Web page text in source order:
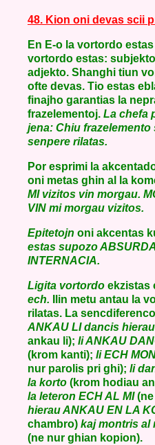
48. Kion oni devas scii
En E-o la vortordo estas
vortordo estas:
adjekto. Shanghi tiun
ofte devas. Tio estas
finajho garantias la
frazelementoj. La chefa
jena: Chiu
senpere rilatas.
Por esprimi la
oni metas ghin al la
MI vizitos vin morgau.
VIN mi morgau vizitos.
Epitetojn oni akcentas
estas supozo
INTERNACIA.
Ligita vortordo ekzistas
ech. Ilin metu antau la
rilatas. La
ANKAU LI dancis
ankau li); li ANKAU
(krom kanti); li ECH
nur parolis pri ghi); li
la korto (krom hodiau
la leteron ECH AL MI(ne
hierau ANKAU EN LA
chambro) kaj montris al
(ne nur ghian kopion).